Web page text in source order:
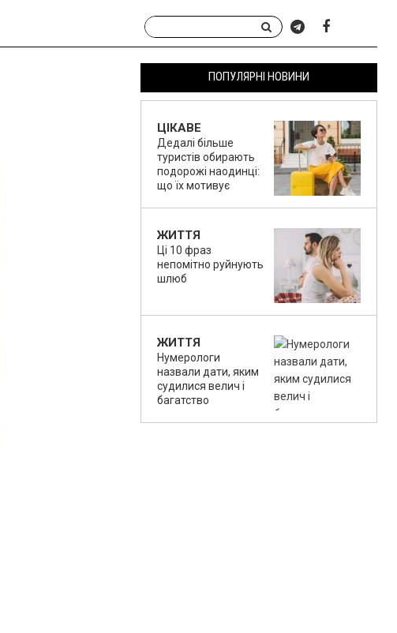
ПОПУЛЯРНІ НОВИНИ
ЦІКАВЕ
Дедалі більше
туристів обирають
подорожі наодинці:
що їх мотивує
ЖИТТЯ
Ці 10 фраз
непомітно руйнують
шлюб
ЖИТТЯ
Нумерологи
назвали дати, яким
судилися велич і
багатство